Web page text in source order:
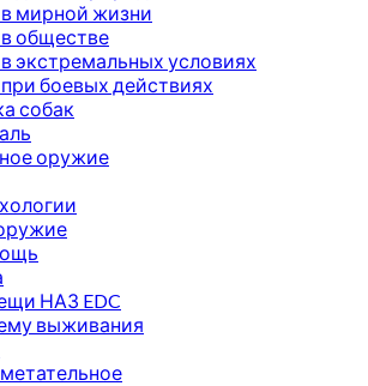
мирной жизни
обществе
экстремальных условиях
боевых действиях
собак
оружие
НАЗ EDC
выживания